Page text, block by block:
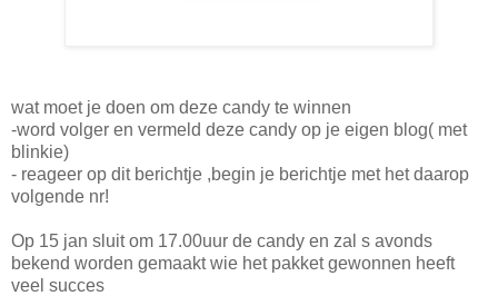
wat moet je doen om deze candy te winnen
-word volger en vermeld deze candy op je eigen blog( met
blinkie)
- reageer op dit berichtje ,begin je berichtje met het daarop
volgende nr!
Op 15 jan sluit om 17.00uur de candy en zal s avonds
bekend worden gemaakt wie het pakket gewonnen heeft
veel succes